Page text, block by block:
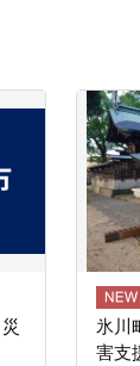
氷川
害支